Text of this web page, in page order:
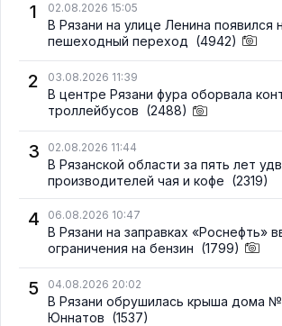
1
02.08.2026 15:05
В Рязани на улице Ленина появился
пешеходный переход (4942)
2 03.08.2026 11:39
В центре Рязани фура оборвала
троллейбусов (2488)
3 02.08.2026 11:44
В Рязанской области за пять лет
производителей чая и кофе (2319)
4 06.08.2026 10:47
В Рязани на заправках «Роснефть»
ограничения на бензин (1799)
5 04.08.2026 20:02
В Рязани обрушилась крыша дома
Юннатов (1537)